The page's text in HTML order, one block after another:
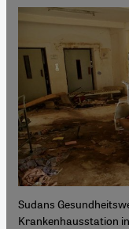
Sudans
Krankenhausstation